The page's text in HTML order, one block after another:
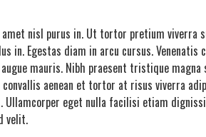
nisl purus in. Ut tortor pretium viverra
in. Egestas diam in arcu cursus.
mauris. Nibh praesent tristique
aenean et tortor at risus viverra
eget nulla facilisi etiam
velit.